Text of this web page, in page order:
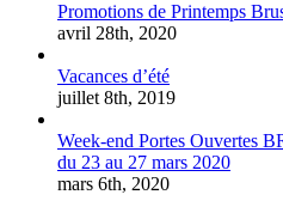
Promotions de Printemps
avril 28th, 2020
Vacances d’été
juillet 8th, 2019
Week-end Portes Ouvertes
du 23 au 27 mars 2020
mars 6th, 2020